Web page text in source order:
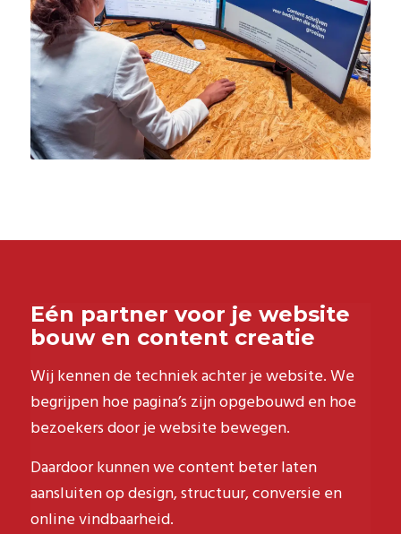
Eén partner voor je website
bouw en content creatie
Wij kennen de techniek achter je website. We
begrijpen hoe pagina’s zijn opgebouwd en hoe
bezoekers door je website bewegen.
Daardoor kunnen we content beter laten
aansluiten op design, structuur, conversie en
online vindbaarheid.